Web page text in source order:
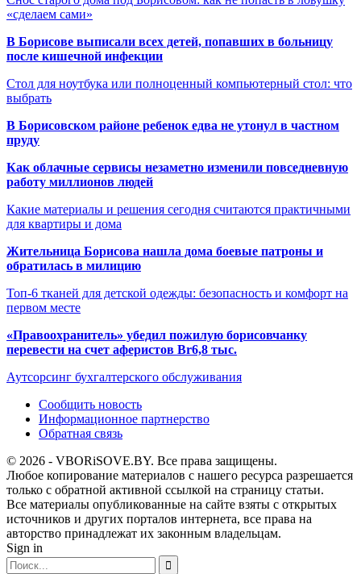
«сделаем сами»
В Борисове выписали всех детей, попавших в больницу
после кишечной инфекции
Стол для ноутбука или полноценный компьютерный стол: что
выбрать
В Борисовском районе ребенок едва не утонул в частном
пруду
Как облачные сервисы незаметно изменили повседневную
работу миллионов людей
Какие материалы и решения сегодня считаются практичными
для квартиры и дома
Жительница Борисова нашла дома боевые патроны и
обратилась в милицию
Топ-6 тканей для детской одежды: безопасность и комфорт на
первом месте
«Правоохранитель» убедил пожилую борисовчанку
перевести на счет аферистов Br6,8 тыс.
Аутсорсинг бухгалтерского обслуживания
Сообщить новость
Информационное партнерство
Обратная связь
© 2026 - VBORiSOVE.BY. Все права защищены.
Любое копирование материалов с нашего ресурса разрешается
только с обратной активной ссылкой на страницу статьи.
Все материалы опубликованные на сайте взяты с открытых
источников и других порталов интернета, все права на
авторство принадлежат их законным владельцам.
Sign in